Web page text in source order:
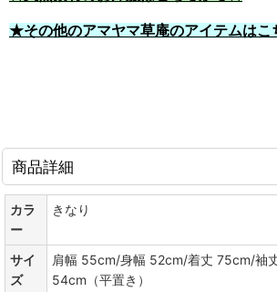
★その他のアマヤマ草庵のアイテムは
商品詳細
カラ
ー
きなり
サイ
ズ
肩幅 55cm/身幅 52cm/着丈 75cm/袖
54cm（平置き）